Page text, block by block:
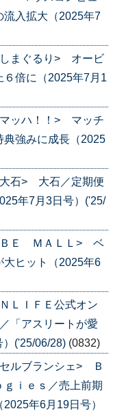
流入拡大（2025年7
まぐるり> オービ
６倍に（2025年7月1
ッハ！！> マッチ
典強みに成長（2025
石> 大石／定期便
年7月3日号）('25/
ＢＥ ＭＡＬＬ> ベ
大ヒット（2025年6
ＬＩＦＥ公式オン
「アスリートが愛
('25/06/28) (0832)
ルブランシェ> Ｂ
ｉｅｓ／売上前期
年6月19日号）